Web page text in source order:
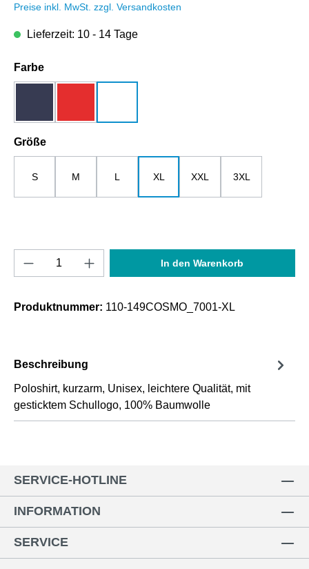
Preise inkl. MwSt. zzgl. Versandkosten
Lieferzeit: 10 - 14 Tage
Farbeauswählen
Größeauswählen
S M L XL XXL 3XL
Produkt Anzahl: Gib den gewünschten
In den Warenkorb
Produktnummer: 110-149COSMO_7001-XL
Beschreibung
Poloshirt, kurzarm, Unisex, leichtere Qualität, mit
gesticktem Schullogo, 100% Baumwolle
SERVICE-HOTLINE
INFORMATION
SERVICE